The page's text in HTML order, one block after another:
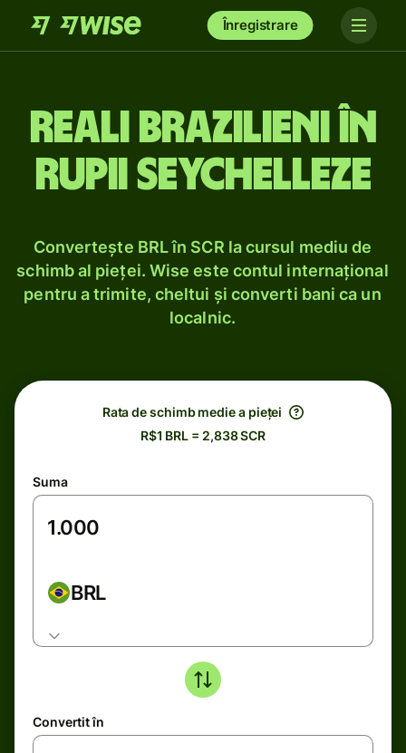
Înregistrare
Reali brazilieni în
rupii seychelleze
Convertește BRL în SCR la cursul mediu de
schimb al pieței. Wise este contul internațional
pentru a trimite, cheltui și converti bani ca un
localnic.
Rata de schimb medie a pieței
R$1 BRL = 2,838 SCR
Suma
BRL
Convertit în